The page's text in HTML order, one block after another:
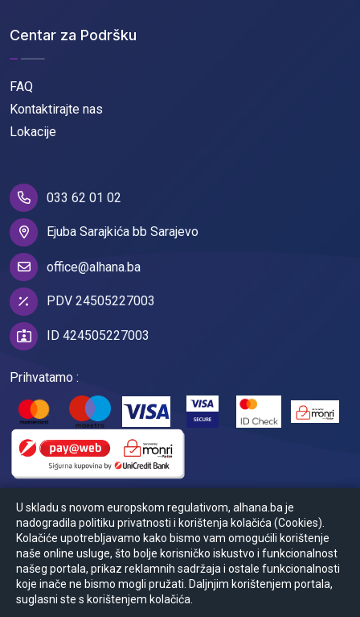
Centar za Podršku
FAQ
Kontaktirajte nas
Lokacije
033 62 01 02
Ejuba Sarajkića bb Sarajevo
office@alhana.ba
PDV 24505227003
ID 424505227003
Prihvatamo :
© Powered by2026 Ansoft
U skladu s novom europskom regulativom, alhana.ba je
nadogradila politiku privatnosti i korištenja kolačića (Cookies).
Kolačiće upotrebljavamo kako bismo vam omogućili korištenje
naše online usluge, što bolje korisničko iskustvo i funkcionalnost
našeg portala, prikaz reklamnih sadržaja i ostale funkcionalnosti
koje inače ne bismo mogli pružati. Daljnjim korištenjem portala,
suglasni ste s korištenjem kolačića.